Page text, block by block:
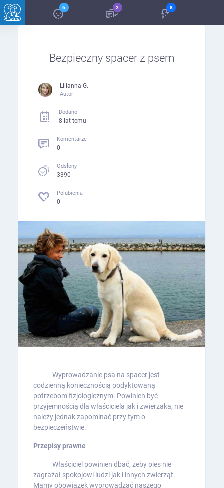
6 2 8
Bezpieczny spacer z psem
Lilianna G.
Autor
Dodano
8 lat temu
Komentarze
0
Odsłony
3390
Polubienia
0
Wyprowadzanie psa na spacer jest
codzienną koniecznością podyktowaną
potrzebom fizjologicznym. Powinien być
przyjemnością dla właściciela jak i zwierzaka, nie
należy jednak zapominać przy tym o
bezpieczeństwie.
Przepisy prawne
Właściciel powinien dbać, żeby pies nie
zagrażał spokojowi ludzi jak i innych zwierząt.
Mamy obowiązek wyprowadzać naszego